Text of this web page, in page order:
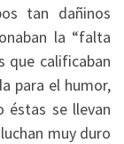
tan dañinos
la “falta
que calificaban
para el humor,
éstas se llevan
muy duro